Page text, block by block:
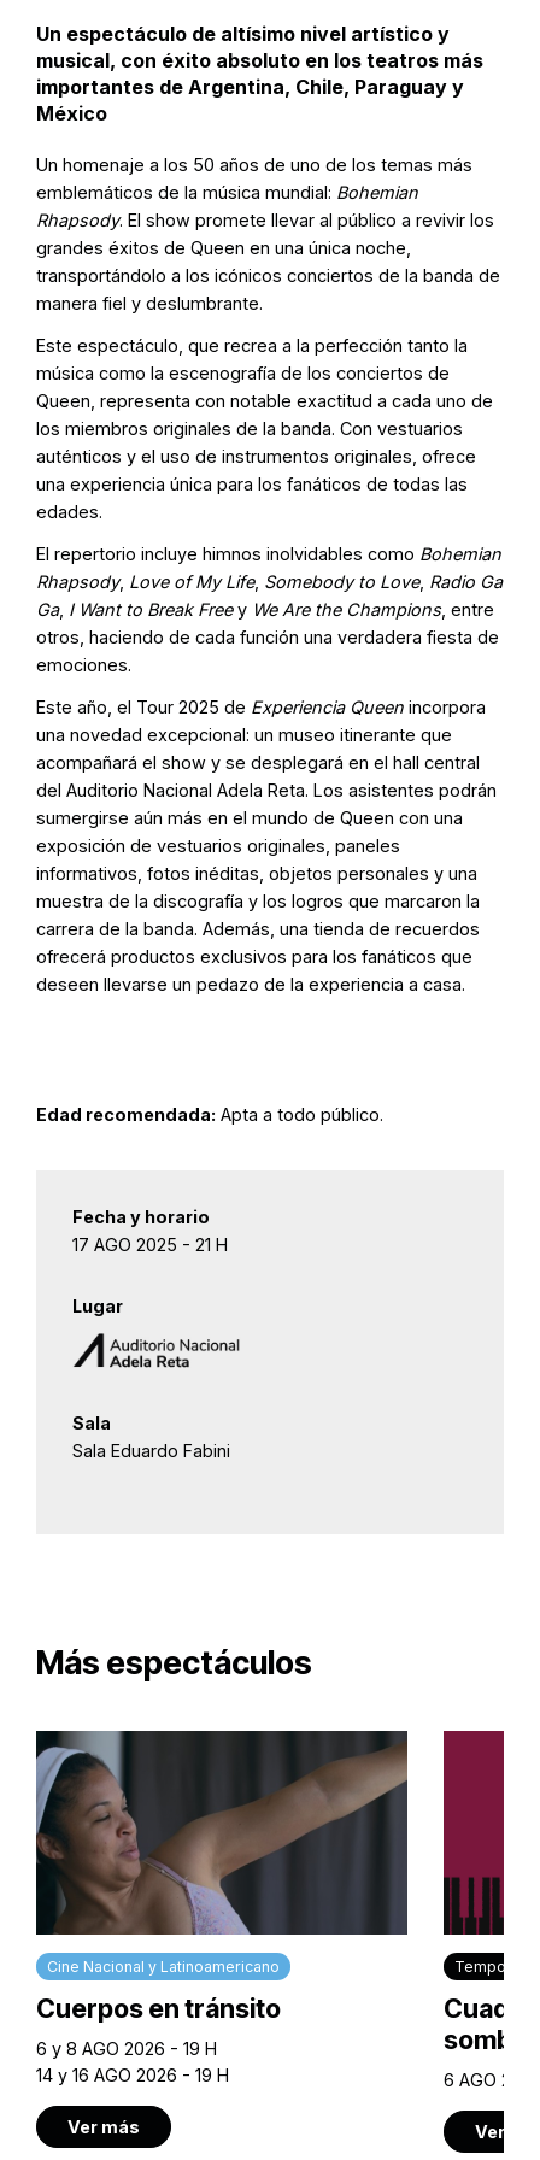
Un espectáculo de altísimo nivel artístico y
musical, con éxito absoluto en los teatros más
importantes de Argentina, Chile, Paraguay y
México
Un homenaje a los 50 años de uno de los temas más
emblemáticos de la música mundial: Bohemian
Rhapsody. El show promete llevar al público a revivir los
grandes éxitos de Queen en una única noche,
transportándolo a los icónicos conciertos de la banda de
manera fiel y deslumbrante.
Este espectáculo, que recrea a la perfección tanto la
música como la escenografía de los conciertos de
Queen, representa con notable exactitud a cada uno de
los miembros originales de la banda. Con vestuarios
auténticos y el uso de instrumentos originales, ofrece
una experiencia única para los fanáticos de todas las
edades.
El repertorio incluye himnos inolvidables como Bohemian
Rhapsody, Love of My Life, Somebody to Love, Radio Ga
Ga, I Want to Break Freey We Are the Champions, entre
otros, haciendo de cada función una verdadera fiesta de
emociones.
Este año, el Tour 2025 de Experiencia Queen incorpora
una novedad excepcional: un museo itinerante que
acompañará el show y se desplegará en el hall central
del Auditorio Nacional Adela Reta. Los asistentes podrán
sumergirse aún más en el mundo de Queen con una
exposición de vestuarios originales, paneles
informativos, fotos inéditas, objetos personales y una
muestra de la discografía y los logros que marcaron la
carrera de la banda. Además, una tienda de recuerdos
ofrecerá productos exclusivos para los fanáticos que
deseen llevarse un pedazo de la experiencia a casa.
Edad recomendada: Apta a todo público.
Fecha y horario
17 AGO 2025 - 21 H
Lugar
Sala
Sala Eduardo Fabini
Más espectáculos
Cine Nacional y Latinoamericano
Cuerpos en tránsito
6 y 8 AGO 2026 - 19 H
14 y 16 AGO 2026 - 19 H
Ver más
6 AGO
Ver